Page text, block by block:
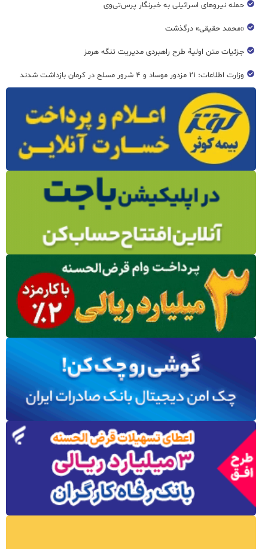
حمله نیروهای اسرائیلی به خبرنگار پرس‌تی‌وی
«محمد حقیقی» درگذشت
جزئیات متن اولیۀ طرح راهبردی مدیریت تنگه هرمز
وزارت اطلاعات: ۲۱ مزدور موساد و ۴ شرور مسلح در کرمان بازداشت شدند